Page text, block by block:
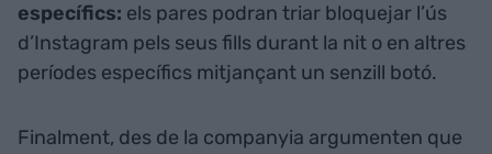
específics: els pares podran triar bloquejar l’ús
d’Instagram pels seus fills durant la nit o en altres
períodes específics mitjançant un senzill botó.
Finalment, des de la companyia argumenten que